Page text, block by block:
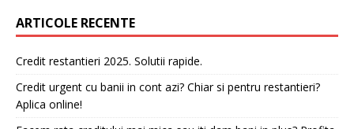
ARTICOLE RECENTE
Credit restantieri 2025. Solutii rapide.
Credit urgent cu banii in cont azi? Chiar si pentru restantieri?
Aplica online!